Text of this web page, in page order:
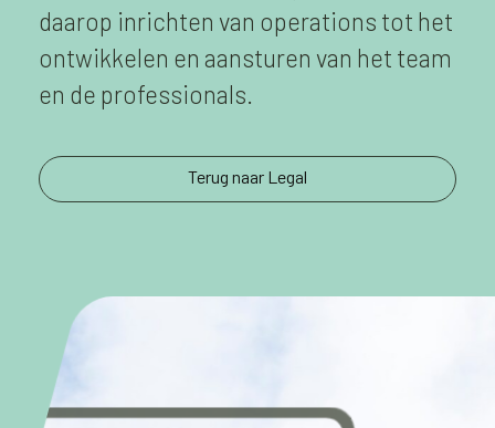
daarop inrichten van operations tot het
ontwikkelen en aansturen van het team
en de professionals.
Terug naar Legal